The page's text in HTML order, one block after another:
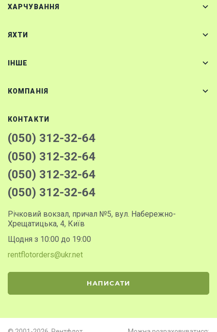
ХАРЧУВАННЯ
ЯХТИ
IНШЕ
КОМПАНІЯ
КОНТАКТИ
(050) 312-32-64
(050) 312-32-64
(050) 312-32-64
(050) 312-32-64
Річковий вокзал, причал №5, вул. Набережно-
Хрещатицька, 4, Київ
Щодня з 10:00 до 19:00
rentflotorders@ukr.net
НАПИСАТИ